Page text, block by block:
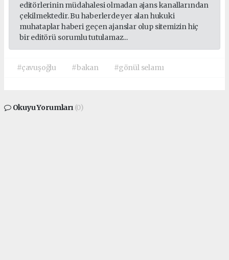
escort
avcılar
escort
editörlerinin müdahalesi olmadan ajans kanallarından
çekilmektedir. Bu haberlerde yer alan hukuki
muhataplar haberi geçen ajanslar olup sitemizin hiç
bir editörü sorumlu tutulamaz...
#çavuşoğlu #bakan #gönül selamı
Okuyu Yorumları (0)